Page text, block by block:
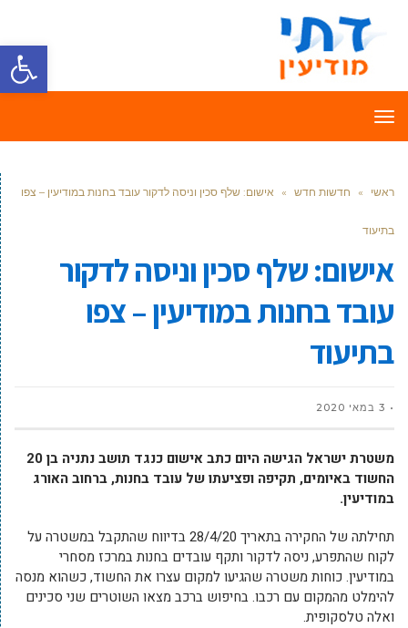
פתח
תפריט
ראשי » חדשות חדש » אישום: שלף סכין וניסה לדקור עובד בחנות במודיעין – צפו
בתיעוד
אישום: שלף סכין וניסה לדקור
עובד בחנות במודיעין – צפו
בתיעוד
3 במאי 2020
משטרת ישראל הגישה היום כתב אישום כנגד תושב נתניה בן 20
החשוד באיומים, תקיפה ופציעתו של עובד בחנות, ברחוב האורג
במודיעין.
תחילתה של החקירה בתאריך 28/4/20 בדיווח שהתקבל במשטרה על
לקוח שהתפרע, ניסה לדקור ותקף עובדים בחנות במרכז מסחרי
במודיעין. כוחות משטרה שהגיעו למקום עצרו את החשוד, כשהוא מנסה
להימלט מהמקום עם רכבו. בחיפוש ברכב מצאו השוטרים שני סכינים
ואלה טלסקופית.